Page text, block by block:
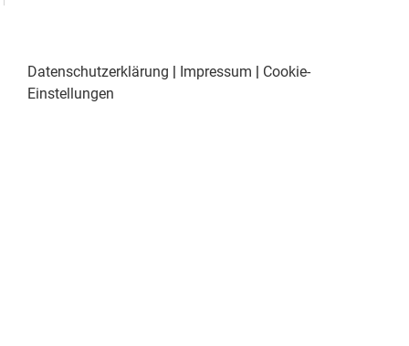
Datenschutzerklärung | Impressum | Cookie-
Einstellungen